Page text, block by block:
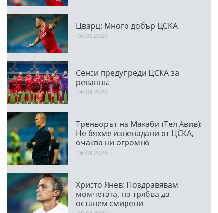
Цварц: Много добър ЦСКА
06.08.2026
Сенси предупреди ЦСКА за
реванша
06.08.2026
Треньорът на Макаби (Тел Авив):
Не бяхме изненадани от ЦСКА,
очаква ни огромно
предизвикателство
06.08.2026
Христо Янев: Поздравявам
момчетата, но трябва да
останем смирени